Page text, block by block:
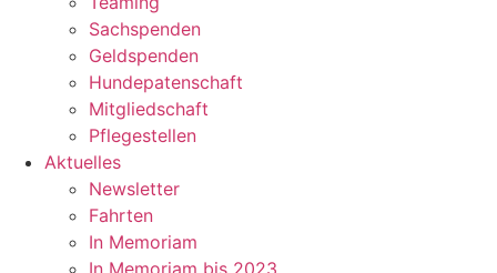
Sachspenden
Geldspenden
Hundepatenschaft
Mitgliedschaft
Pflegestellen
Aktuelles
Newsletter
Fahrten
In Memoriam